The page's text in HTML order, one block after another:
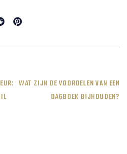
Pinterest
WAT ZIJN DE VOORDELEN VAN EEN
DAGBOEK BIJHOUDEN?